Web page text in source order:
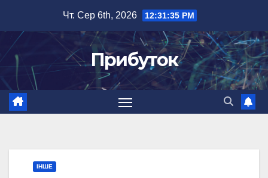
вмісту
Чт. Сер 6th, 2026 12:31:35 PM
Прибуток
ІНШЕ